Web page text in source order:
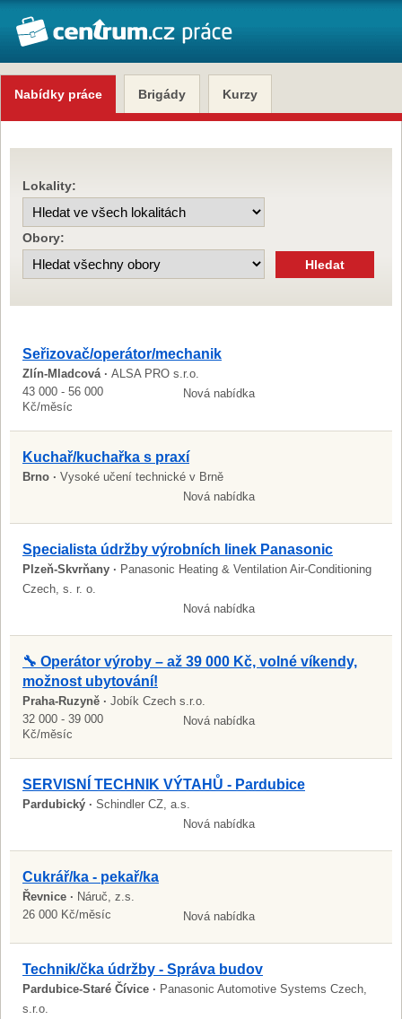
Nabídky práce Brigády Kurzy
Lokality:
Obory:
Seřizovač/operátor/mechanik
Zlín-Mladcová · ALSA PRO s.r.o.
43 000 - 56 000
Kč/měsíc
Nová nabídka
Kuchař/kuchařka s praxí
Brno · Vysoké učení technické v Brně
Nová nabídka
Specialista údržby výrobních linek Panasonic
Plzeň-Skvrňany · Panasonic Heating & Ventilation Air-Conditioning
Czech, s. r. o.
Nová nabídka
🔧 Operátor výroby – až 39 000 Kč, volné víkendy,
možnost ubytování!
Praha-Ruzyně · Jobík Czech s.r.o.
32 000 - 39 000
Kč/měsíc
Nová nabídka
SERVISNÍ TECHNIK VÝTAHŮ - Pardubice
Pardubický · Schindler CZ, a.s.
Nová nabídka
Cukrář/ka - pekař/ka
Řevnice · Náruč, z.s.
26 000 Kč/měsíc
Nová nabídka
Technik/čka údržby - Správa budov
Pardubice-Staré Čívice · Panasonic Automotive Systems Czech,
s.r.o.